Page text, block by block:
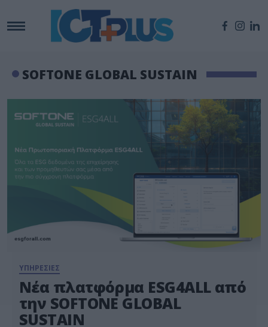
SOFTONE GLOBAL SUSTAIN
ΥΠΗΡΕΣΙΕΣ
Νέα πλατφόρμα ESG4ALL από
την SOFTONE GLOBAL
SUSTAIN